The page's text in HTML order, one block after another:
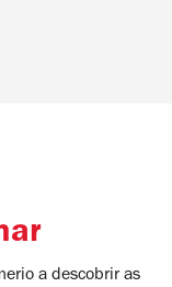
a descobrir as